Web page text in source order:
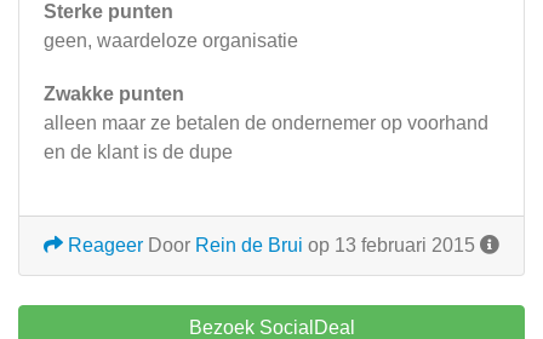
Sterke punten
geen, waardeloze organisatie
Zwakke punten
alleen maar ze betalen de ondernemer op voorhand
en de klant is de dupe
Door Rein de Brui op 13 februari 2015
Reageer
Bezoek SocialDeal